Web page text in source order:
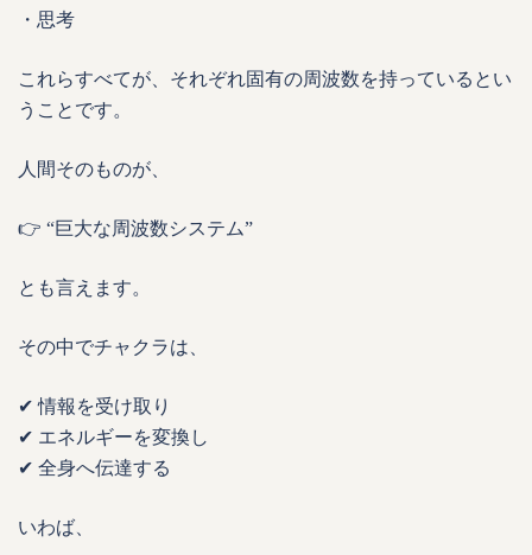
・思考
これらすべてが、それぞれ固有の周波数を持っているとい
うことです。
人間そのものが、
👉 “巨大な周波数システム”
とも言えます。
その中でチャクラは、
✔ 情報を受け取り
✔ エネルギーを変換し
✔ 全身へ伝達する
いわば、